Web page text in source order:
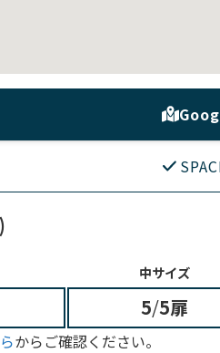
中サイズ
5/5扉
からご確認ください。